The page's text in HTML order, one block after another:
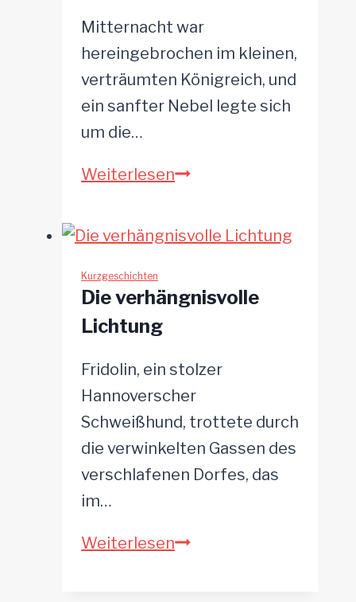
Mitternacht war
hereingebrochen im kleinen,
verträumten Königreich, und
ein sanfter Nebel legte sich
um die…
WeiterlesenNächtlicher
und
Kurzgeschichten
Die verhängnisvolle
Lichtung
Fridolin, ein stolzer
Hannoverscher
Schweißhund, trottete durch
die verwinkelten Gassen des
verschlafenen Dorfes, das
im…
WeiterlesenDie